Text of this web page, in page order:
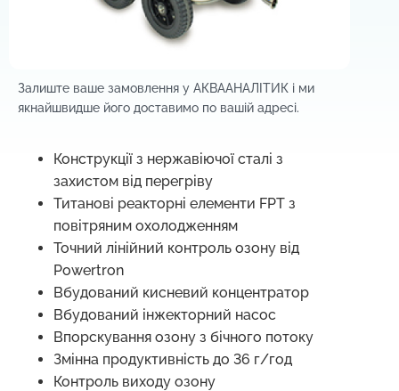
Залиште ваше замовлення у АКВААНАЛІТИК і ми
якнайшвидше його доставимо по вашій адресі.
Конструкції з нержавіючої сталі з
захистом від перегріву
Титанові реакторні елементи FPT з
повітряним охолодженням
Точний лінійний контроль озону від
Powertron
Вбудований кисневий концентратор
Вбудований інжекторний насос
Впорскування озону з бічного потоку
Змінна продуктивність до 36 г/год
Контроль виходу озону